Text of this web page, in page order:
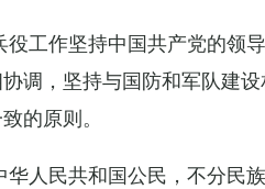
役工作坚持中国共产党的领
调，坚持与国防和军队建
的原则。
华人民共和国公民，不分民